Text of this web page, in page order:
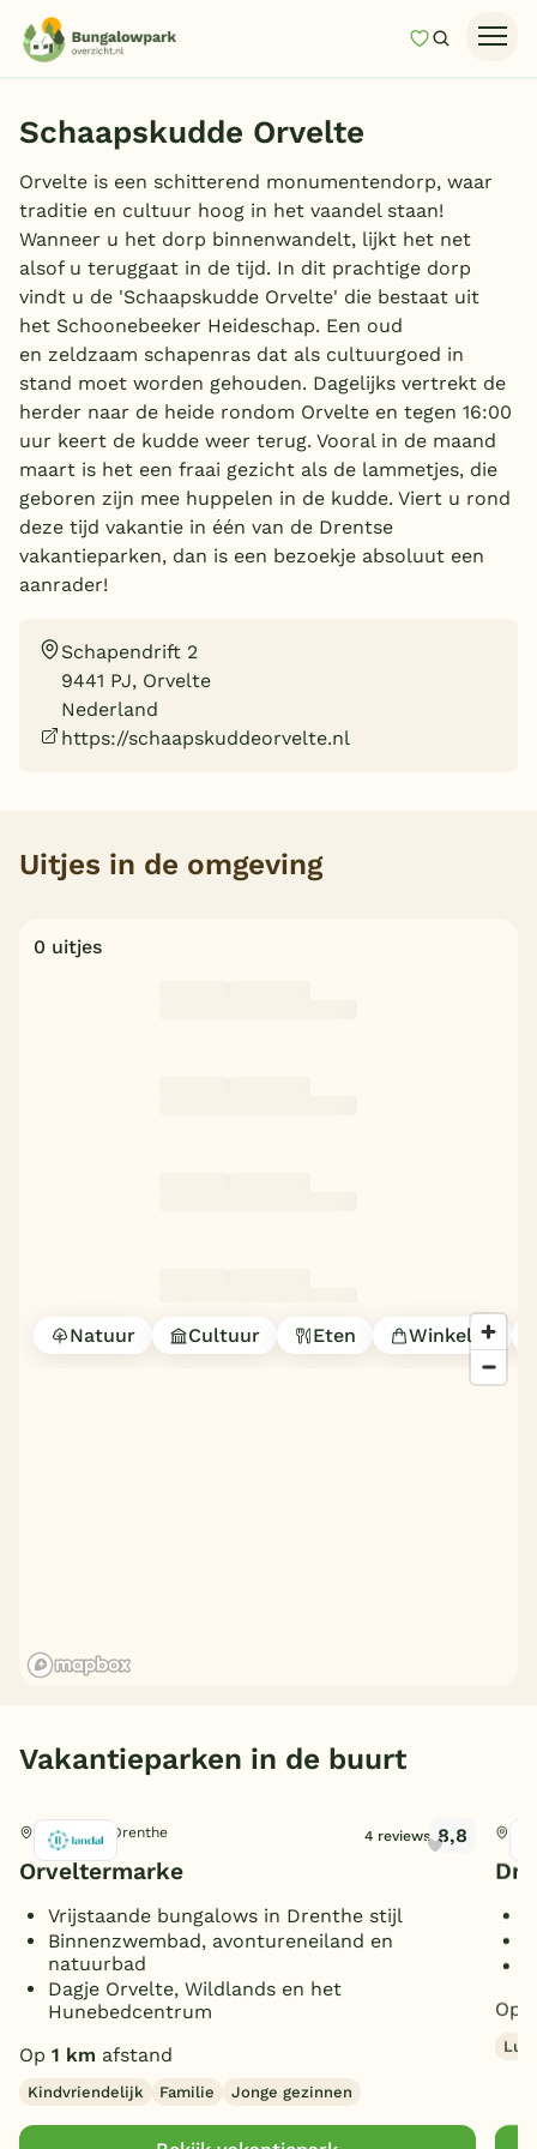
MijnZoeken
Last minutes
Top 12 aanbiedingen
Zomervakantie
Nazomeren
Vakantiehuizen
Vakantiepark keuzehulp
Onze vakantiegidsen
Vakantieparken
Subtropisch zwembad
Overdekt zwembad
Schaapskudde Orvelte
Orvelte is een schitterend monumentendorp, waar
traditie en cultuur hoog in het vaandel staan!
Wanneer u het dorp binnenwandelt, lijkt het net
alsof u teruggaat in de tijd. In dit prachtige dorp
vindt u de 'Schaapskudde Orvelte' die bestaat uit
het Schoonebeeker Heideschap. Een oud
en zeldzaam schapenras dat als cultuurgoed in
stand moet worden gehouden. Dagelijks vertrekt de
herder naar de heide rondom Orvelte en tegen 16:00
uur keert de kudde weer terug. Vooral in de maand
maart is het een fraai gezicht als de lammetjes, die
geboren zijn mee huppelen in de kudde. Viert u rond
deze tijd vakantie in één van de Drentse
vakantieparken, dan is een bezoekje absoluut een
aanrader!
Schapendrift 2
9441 PJ, Orvelte
Nederland
https://schaapskuddeorvelte.nl
Uitjes in de omgeving
0 uitjes
Natuur Cultuur Eten Winkelen
Vakantieparken in de buurt
Witteveen, Drenthe 4 reviews 8,8
Orveltermarke
Vrijstaande bungalows in Drenthe stijl
Binnenzwembad, avontureneiland en
natuurbad
Dagje Orvelte, Wildlands en het
Hunebedcentrum
Op 1 km afstand
Kindvriendelijk Familie Jonge gezinnen
Op